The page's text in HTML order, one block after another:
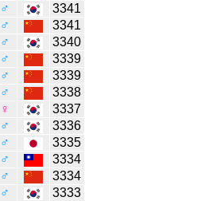
♂
3341
♂
3341
♂
3340
♂
3339
♂
3339
♂
3338
♀
3337
♂
3336
♂
3335
♂
3334
♂
3334
♂
3333